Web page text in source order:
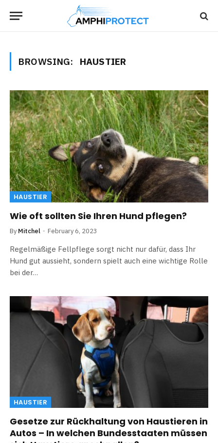
BROWSING: HAUSTIER
HAUSTIER
Wie oft sollten Sie Ihren Hund pflegen?
By Mitchel February 6, 2023
Regelmäßige Fellpflege sorgt nicht nur dafür, dass Ihr
Hund gut aussieht, sondern spielt auch eine wichtige Rolle
bei der…
HAUSTIER
Gesetze zur Rückhaltung von Haustieren in
Autos – In welchen Bundesstaaten müssen